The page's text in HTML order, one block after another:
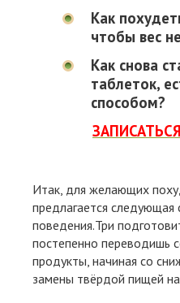
Как
чтобы вес
Как снова
таблеток,
способом?
Итак, для желающих
предлагается следующая
поведения.Три
постепенно переводишь
продукты, начиная со
замены твёрдой пищей